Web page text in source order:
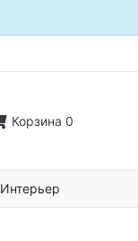
Корзина 0
Интерьер